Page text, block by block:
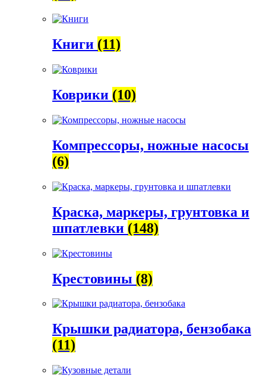
Книги (11)
Коврики (10)
Компрессоры, ножные насосы
(6)
Краска, маркеры, грунтовка и
шпатлевки (148)
Крестовины (8)
Крышки радиатора, бензобака
(11)